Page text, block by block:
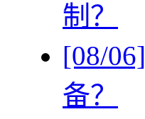
制？
[08/06]
备？